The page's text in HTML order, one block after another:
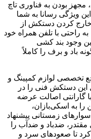
بودن به فناوری تاچ
ویژگی رسانا به شما
خارج کردن دستکش از
راحتی با تلفن همراه خود
وجود بند کشی
باد و برف را کاملاً
تخصصی لوازم کمپینگ و
این دستکش فنی را در
گارانتی اصالت عرضه
را به اسکی‌بازان،
زمستانی پیشنهاد
مقتدر، ضدباد و ضدآب را
کرد تا صعودهای سرد و